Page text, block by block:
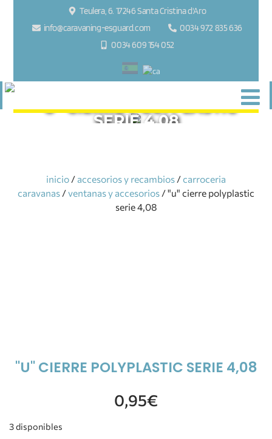
Teulera, 6. 17246 Santa Cristina d'Aro
info@caravaning-esguard.com
0034 972 835 636
0034 609 154 052
"U" CIERRE POLYPLASTIC
SERIE 4,08
inicio / accesorios y recambios /carroceria
caravanas /ventanas y accesorios / "u" cierre polyplastic
serie 4,08
"U" CIERRE POLYPLASTIC SERIE 4,08
0,95€
3 disponibles